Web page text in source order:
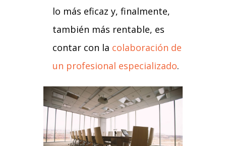
lo más eficaz y, finalmente,
también más rentable, es
contar con la colaboración de
un profesional especializado.